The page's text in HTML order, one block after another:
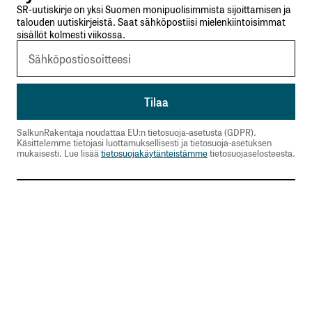
SR-uutiskirje on yksi Suomen monipuolisimmista sijoittamisen ja
talouden uutiskirjeistä. Saat sähköpostiisi mielenkiintoisimmat
sisällöt kolmesti viikossa.
SalkunRakentaja noudattaa EU:n tietosuoja-asetusta (GDPR).
Käsittelemme tietojasi luottamuksellisesti ja tietosuoja-asetuksen
mukaisesti. Lue lisää tietosuojakäytänteistämmetietosuojaselosteesta.